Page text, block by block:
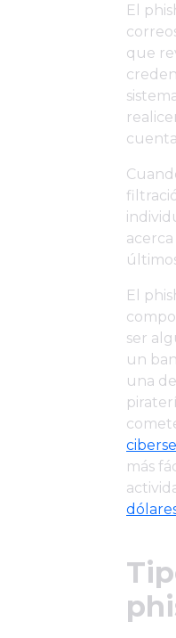
El
que
acerca
El
ser
un
una
más